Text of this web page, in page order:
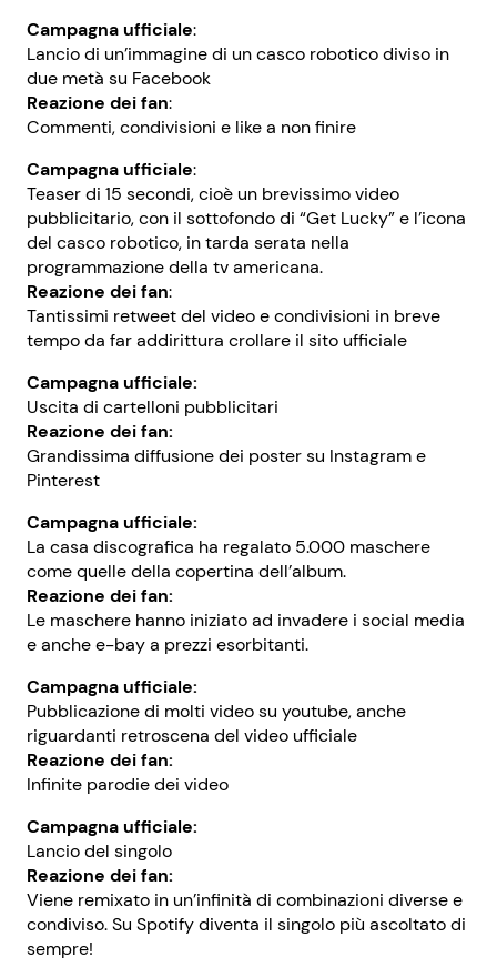
Campagna ufficiale:
Lancio di un’immagine di un casco robotico diviso in
due metà su Facebook
Reazione dei fan:
Commenti, condivisioni e like a non finire
Campagna ufficiale:
Teaser di 15 secondi, cioè un brevissimo video
pubblicitario, con il sottofondo di “Get Lucky” e l’icona
del casco robotico, in tarda serata nella
programmazione della tv americana.
Reazione dei fan:
Tantissimi retweet del video e condivisioni in breve
tempo da far addirittura crollare il sito ufficiale
Campagna ufficiale:
Uscita di cartelloni pubblicitari
Reazione dei fan:
Grandissima diffusione dei poster su Instagram e
Pinterest
Campagna ufficiale:
La casa discografica ha regalato 5.000 maschere
come quelle della copertina dell’album.
Reazione dei fan:
Le maschere hanno iniziato ad invadere i social media
e anche e-bay a prezzi esorbitanti.
Campagna ufficiale:
Pubblicazione di molti video su youtube, anche
riguardanti retroscena del video ufficiale
Reazione dei fan:
Infinite parodie dei video
Campagna ufficiale:
Lancio del singolo
Reazione dei fan:
Viene remixato in un’infinità di combinazioni diverse e
condiviso. Su Spotify diventa il singolo più ascoltato di
sempre!